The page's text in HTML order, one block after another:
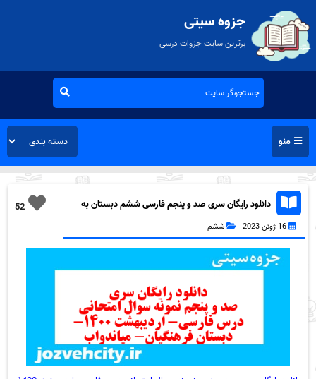
جزوه سیتی
برترین سایت جزوات درسی
منو
52
دانلود رایگان سری صد و پنجم فارسی ششم دبستان به
16 ژوئن 2023 ششم